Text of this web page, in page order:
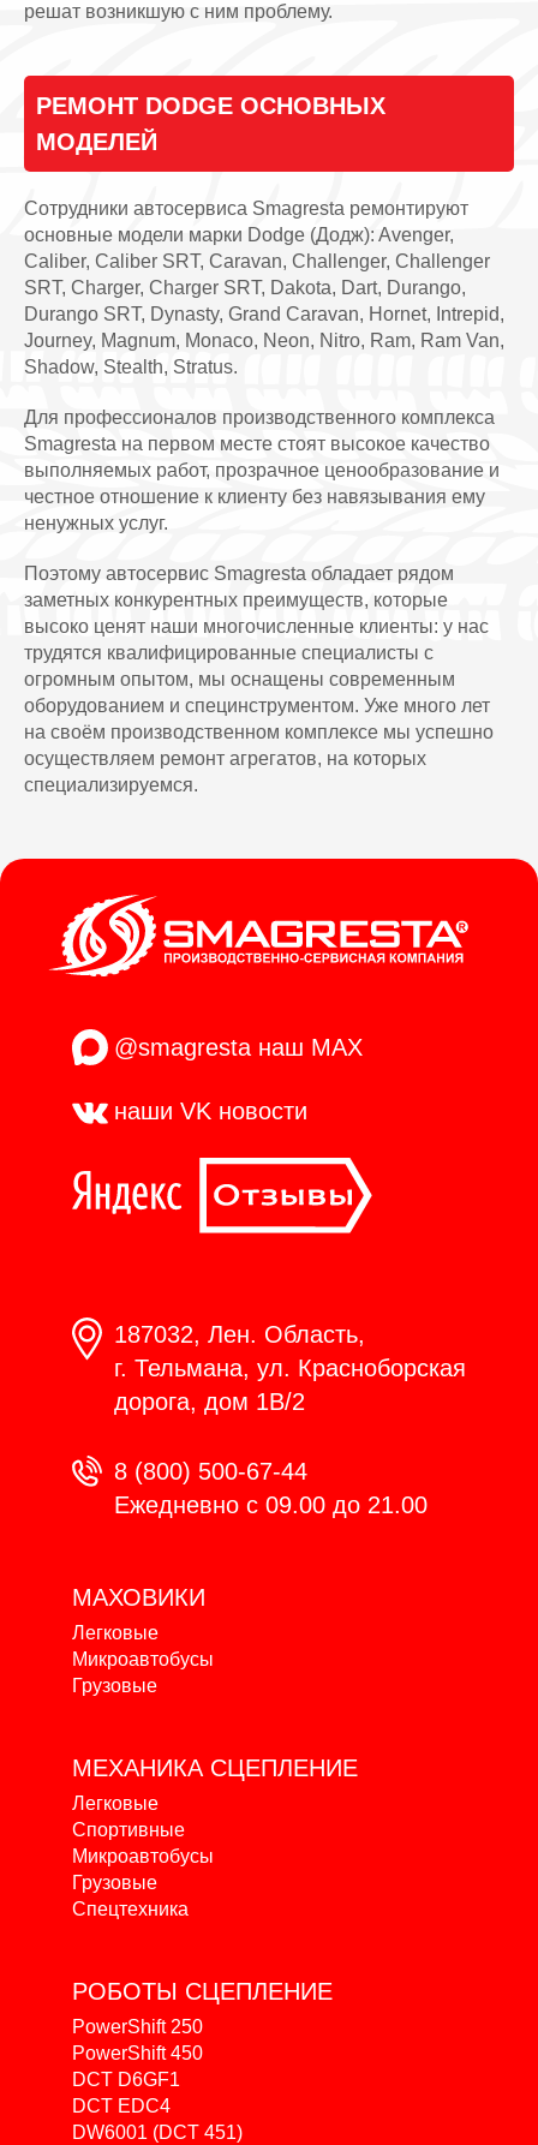
решат возникшую с ним проблему.
РЕМОНТ DODGE ОСНОВНЫХ
МОДЕЛЕЙ
Сотрудники автосервиса Smagresta ремонтируют
основные модели марки Dodge (Додж): Avenger,
Caliber, Caliber SRT, Caravan, Challenger, Challenger
SRT, Charger, Charger SRT, Dakota, Dart, Durango,
Durango SRT, Dynasty, Grand Caravan, Hornet, Intrepid,
Journey, Magnum, Monaco, Neon, Nitro, Ram, Ram Van,
Shadow, Stealth, Stratus.
Для профессионалов производственного комплекса
Smagresta на первом месте стоят высокое качество
выполняемых работ, прозрачное ценообразование и
честное отношение к клиенту без навязывания ему
ненужных услуг.
Поэтому автосервис Smagresta обладает рядом
заметных конкурентных преимуществ, которые
высоко ценят наши многочисленные клиенты: у нас
трудятся квалифицированные специалисты с
огромным опытом, мы оснащены современным
оборудованием и специнструментом. Уже много лет
на своём производственном комплексе мы успешно
осуществляем ремонт агрегатов, на которых
специализируемся.
@smagresta наш MAX
наши VK новости
187032, Лен. Область,
г. Тельмана, ул. Красноборская
дорога, дом 1В/2
8 (800) 500-67-44
Ежедневно с 09.00 до 21.00
МАХОВИКИ
Легковые
Микроавтобусы
Грузовые
МЕХАНИКА СЦЕПЛЕНИЕ
Легковые
Спортивные
Микроавтобусы
Грузовые
Спецтехника
РОБОТЫ СЦЕПЛЕНИЕ
PowerShift 250
PowerShift 450
DCT D6GF1
DCT EDC4
DW6001 (DCT 451)